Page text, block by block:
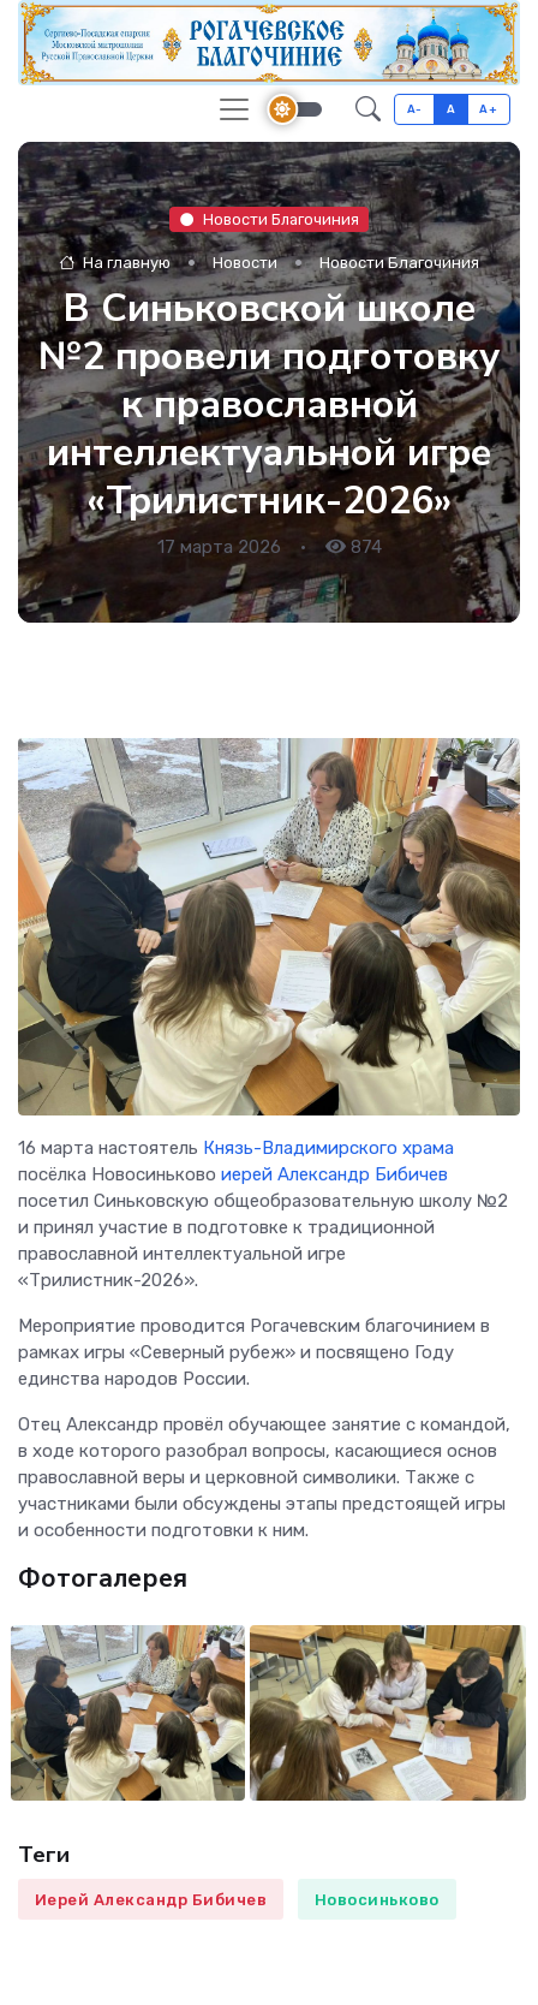
A- A A+
Новости Благочиния
На главную Новости Новости Благочиния
В Синьковской школе
№2 провели подготовку
к православной
интеллектуальной игре
«Трилистник-2026»
17 марта 2026 • 874
16 марта настоятель Князь-Владимирского храма
посёлка Новосиньково иерей Александр Бибичев
посетил Синьковскую общеобразовательную школу №2
и принял участие в подготовке к традиционной
православной интеллектуальной игре
«Трилистник-2026».
Мероприятие проводится Рогачевским благочинием в
рамках игры «Северный рубеж» и посвящено Году
единства народов России.
Отец Александр провёл обучающее занятие с командой,
в ходе которого разобрал вопросы, касающиеся основ
православной веры и церковной символики. Также с
участниками были обсуждены этапы предстоящей игры
и особенности подготовки к ним.
Фотогалерея
Теги
Иерей Александр Бибичев Новосиньково